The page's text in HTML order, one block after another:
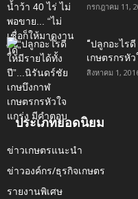
กรกฎาคม 11,
“ปลูกอะไร
เกษตรกรหั
สิงหาคม 1,
ประเภทยอดนิยม
ข่าวเกษตรแนะนำ
ข่าวองค์กร/ธุรกิจเกษตร
รายงานพิเศษ